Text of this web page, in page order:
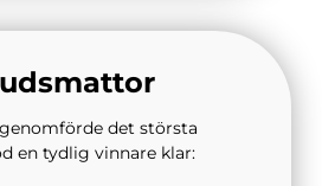
det största
en tydlig vinnare klar: